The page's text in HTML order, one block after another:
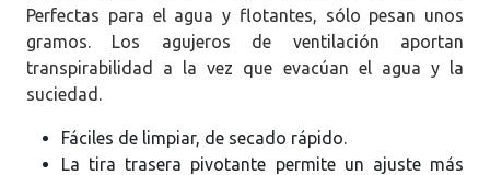
Perfectas para el agua y flotantes, sólo pesan unos
gramos. Los agujeros de ventilación aportan
transpirabilidad a la vez que evacúan el agua y la
suciedad.
Fáciles de limpiar, de secado rápido.
La tira trasera pivotante permite un ajuste más